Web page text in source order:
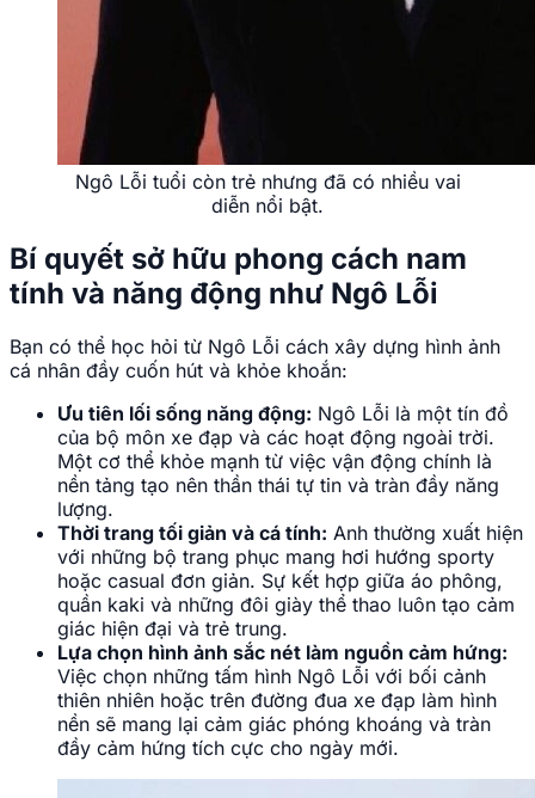
Ngô Lỗi tuổi còn trẻ nhưng đã có nhiều vai
diễn nổi bật.
Bí quyết sở hữu phong cách nam
tính và năng động như Ngô Lỗi
Bạn có thể học hỏi từ Ngô Lỗi cách xây dựng hình ảnh
Ưu tiên lối sống năng động:Ngô Lỗi là một tín đồ
Một cơ thể khỏe mạnh từ việc vận động chính là
nền tảng tạo nên thần thái tự tin và tràn đầy năng
lượng.
Thời trang tối giản và cá tính:Anh thường xuất hiện
với những bộ trang phục mang hơi hướng sporty
hoặc casual đơn giản. Sự kết hợp giữa áo phông,
quần kaki và những đôi giày thể thao luôn tạo cảm
giác hiện đại và trẻ trung.
Lựa chọn hình ảnh sắc nét làm nguồn cảm hứng:
Việc chọn những tấm hình Ngô Lỗi với bối cảnh
thiên nhiên hoặc trên đường đua xe đạp làm hình
nền sẽ mang lại cảm giác phóng khoáng và tràn
đầy cảm hứng tích cực cho ngày mới.